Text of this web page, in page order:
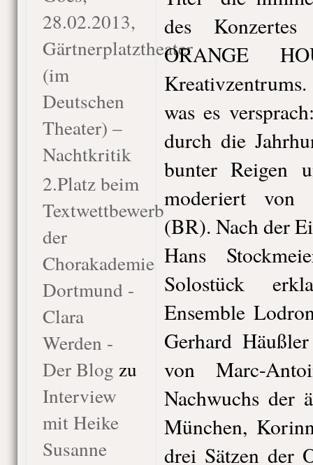
28.02.2013,
Gärtnerplatztheater
(im
Deutschen
Theater) –
Nachtkritik
2.Platz beim
Textwettbewerb
der
Chorakademie
Dortmund -
Clara
Werden -
Der Blog zu
Interview
mit Heike
Susanne
des
ORANGE
was es
durch die
bunter Reigen
moderiert von
(BR). Nach der
Hans
Solostück
Ensemble
Gerhard
von Marc-
Nachwuchs der
München,
drei Sätzen der